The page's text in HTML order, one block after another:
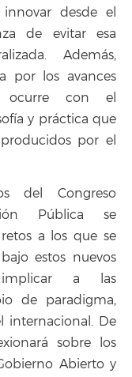
desde el
de evitar esa
Además,
por los avances
ocurre con el
y práctica que
por el
del Congreso
Pública se
a los que se
estos nuevos
implicar a las
de paradigma,
internacional. De
sobre los
Abierto y